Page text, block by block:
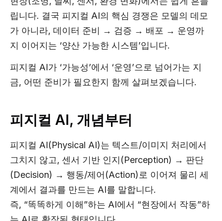
립니다. 결국 피지컬 AI의 핵심 경쟁은 모델의 데모
가 아니라, 데이터 준비 → 검증 → 배포 → 운영까
지 이어지는 ‘양산 가능한 시스템’입니다.
피지컬 AI가 ‘가능성’에서 ‘운영’으로 넘어가는 지
금, 어떤 준비가 필요한지 함께 살펴보겠습니다.
피지컬 AI, 개념부터
피지컬 AI(Physical AI)는 텍스트/이미지 처리에서
그치지 않고, 센서 기반 인지(Perception) → 판단
(Decision) → 행동/제어(Action)로 이어져 물리 세
계에서 결과를 만드는 AI를 말합니다.
즉, “똑똑하게 이해”하는 AI에서 “현장에서 작동”하